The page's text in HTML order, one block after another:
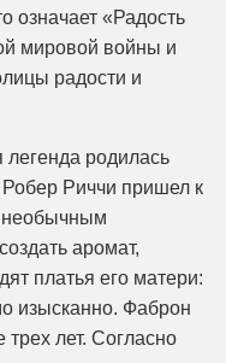
означает «Радость
мировой войны и
радости и
родилась
Риччи пришел к
аромат,
платья его матери:
изысканно. Фаброн
лет. Согласно